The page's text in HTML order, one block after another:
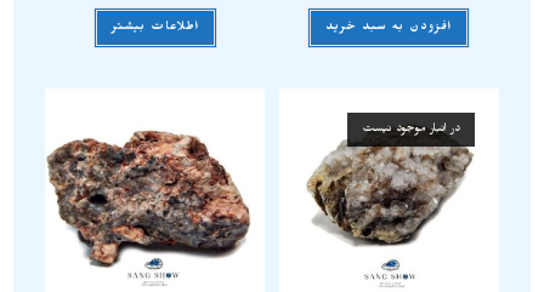
افزودن به سبد خرید اطلاعات بیشتر
در انبار موجود نیست